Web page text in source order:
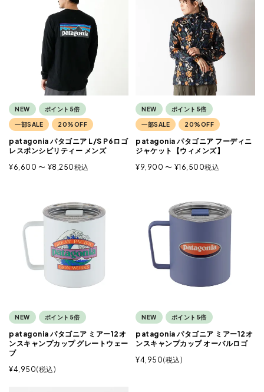
NEW ポイント5倍
一部SALE 20%OFF
patagonia パタゴニア L/S P6ロゴ
レスポンシビリティー メンズ
¥6,600 〜 ¥8,250税込
NEW ポイント5倍
一部SALE 20%OFF
patagonia パタゴニア フーディニ
ジャケット【ウィメンズ】
¥9,900 〜 ¥16,500税込
NEW ポイント5倍
patagonia パタゴニア ミアー12オ
ンスキャンプカップ グレートウェー
ブ
¥4,950 税込
NEW ポイント5倍
patagonia パタゴニア ミアー12オ
ンスキャンプカップ オーバルロゴ
¥4,950 税込